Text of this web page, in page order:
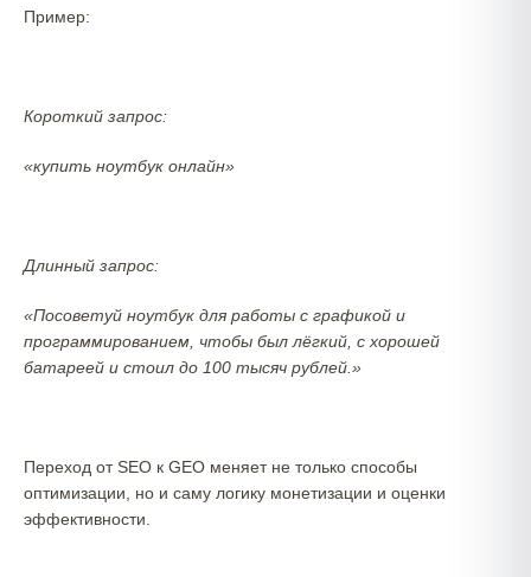
Пример:
Короткий запрос:
«купить ноутбук онлайн»
Длинный запрос:
«Посоветуй ноутбук для работы с графикой и
программированием, чтобы был лёгкий, с хорошей
батареей и стоил до 100 тысяч рублей.»
Переход от SEO к GEO меняет не только способы
оптимизации, но и саму логику монетизации и оценки
эффективности.